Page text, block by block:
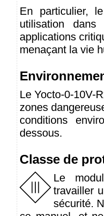
En particulier,
utilisation
applications
menaçant la vie
Le Yocto-0-10V-
zones
conditions
dessous.
Classe de
Le
travailler
sécurité.